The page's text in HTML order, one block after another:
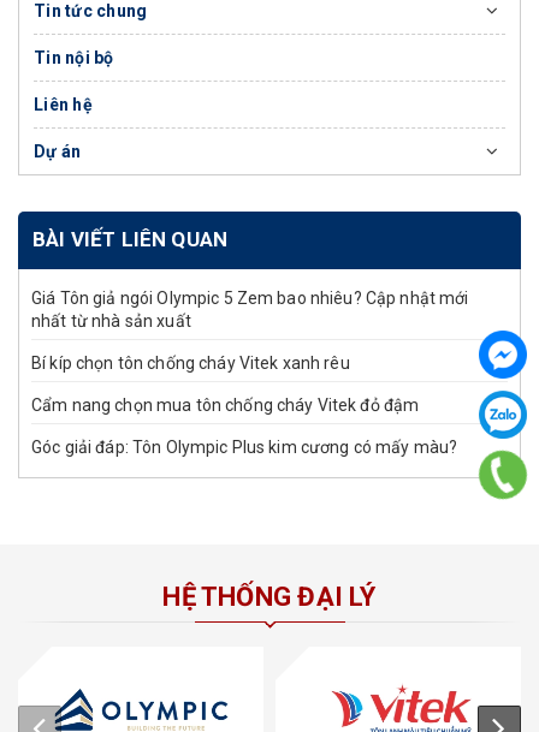
Tin tức chung
Tin nội bộ
Liên hệ
Dự án
BÀI VIẾT LIÊN QUAN
Giá Tôn giả ngói Olympic 5 Zem bao nhiêu? Cập nhật mới
nhất từ nhà sản xuất
Bí kíp chọn tôn chống cháy Vitek xanh rêu
Cẩm nang chọn mua tôn chống cháy Vitek đỏ đậm
Góc giải đáp: Tôn Olympic Plus kim cương có mấy màu?
HỆ THỐNG ĐẠI LÝ